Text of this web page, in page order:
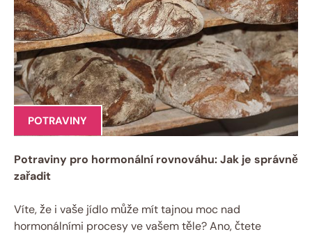
POTRAVINY
Potraviny pro hormonální rovnováhu: Jak je správně
zařadit
Víte, že i vaše jídlo může mít tajnou moc nad
hormonálními procesy ve vašem těle? Ano, čtete